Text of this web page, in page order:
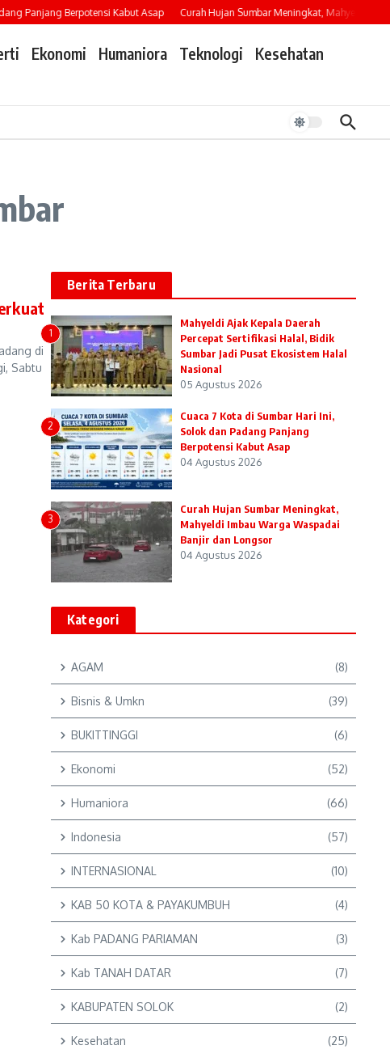
Panjang Berpotensi Kabut Asap Curah Hujan Sumbar Meningkat, Mahyeldi Imbau
Ekonomi Humaniora Teknologi
Kesehatan
di
Sabtu
Berita Terbaru
1
Mahyeldi Ajak Kepala Daerah
Percepat Sertifikasi Halal, Bidik
Sumbar Jadi Pusat Ekosistem Halal
Nasional
05 Agustus 2026
2
Cuaca 7 Kota di Sumbar Hari Ini,
Solok dan Padang Panjang
Berpotensi Kabut Asap
04 Agustus 2026
3
Curah Hujan Sumbar Meningkat,
Mahyeldi Imbau Warga Waspadai
Banjir dan Longsor
04 Agustus 2026
Kategori
AGAM (8)
Bisnis & Umkn (39)
BUKITTINGGI (6)
Ekonomi (52)
Humaniora (66)
Indonesia (57)
INTERNASIONAL (10)
KAB 50 KOTA & PAYAKUMBUH (4)
Kab PADANG PARIAMAN (3)
Kab TANAH DATAR (7)
KABUPATEN SOLOK (2)
Kesehatan (25)